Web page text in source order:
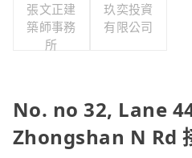
張文正建
築師事務
所
玖奕投資
有限公司
No. no 32, Lane
Zhongshan N Rd